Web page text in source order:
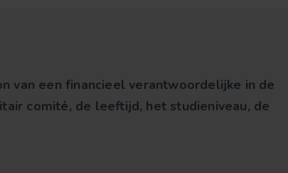
van een financieel verantwoordelijke in de
comité, de leeftijd, het studieniveau, de